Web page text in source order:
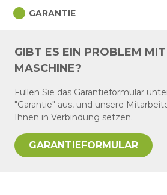
circle GARANTIE
GIBT ES EIN PROBLEM
MASCHINE?
Füllen Sie das Garantieformular
"Garantie" aus, und unsere
Ihnen in Verbindung setzen.
GARANTIEFORMULAR